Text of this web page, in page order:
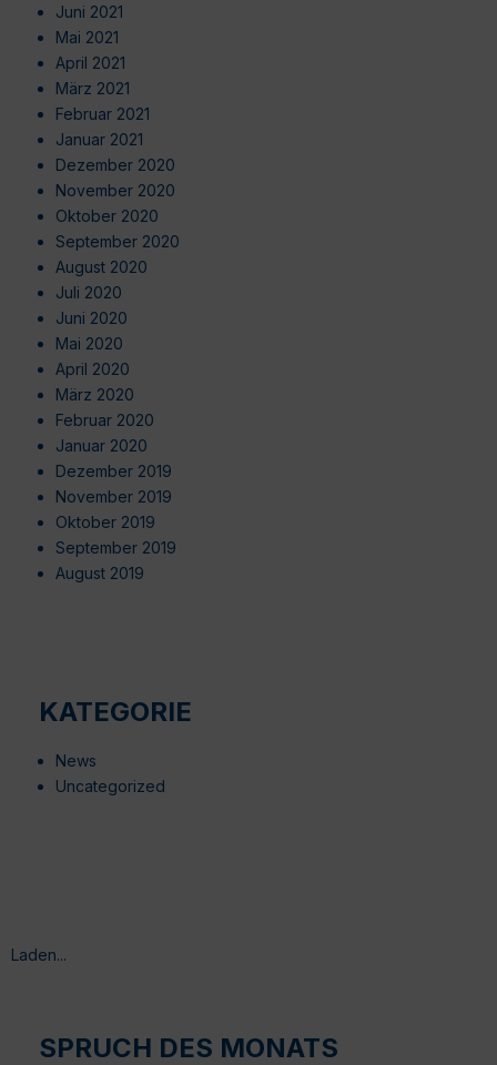
Juni 2021
Mai 2021
April 2021
März 2021
Februar 2021
Januar 2021
Dezember 2020
November 2020
Oktober 2020
September 2020
August 2020
Juli 2020
Juni 2020
Mai 2020
April 2020
März 2020
Februar 2020
Januar 2020
Dezember 2019
November 2019
Oktober 2019
September 2019
August 2019
KATEGORIE
News
Uncategorized
Laden...
SPRUCH DES MONATS